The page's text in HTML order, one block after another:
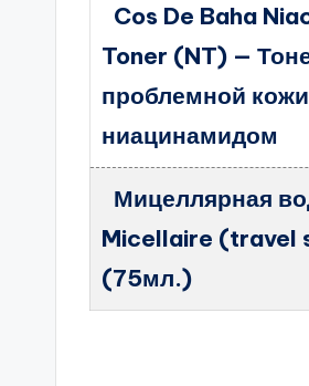
Cos De Baha
Toner (NT) —
проблемной
ниацинамидом
Мицеллярная
Micellaire (travel
(75мл.)